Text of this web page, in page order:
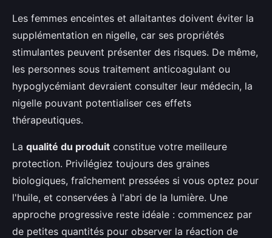
Les femmes enceintes et allaitantes doivent éviter la
supplémentation en nigelle, car ses propriétés
stimulantes peuvent présenter des risques. De même,
les personnes sous traitement anticoagulant ou
hypoglycémiant devraient consulter leur médecin, la
nigelle pouvant potentialiser ces effets
thérapeutiques.
La qualité du produit constitue votre meilleure
protection. Privilégiez toujours des graines
biologiques, fraîchement pressées si vous optez pour
l'huile, et conservées à l'abri de la lumière. Une
approche progressive reste idéale : commencez par
de petites quantités pour observer la réaction de